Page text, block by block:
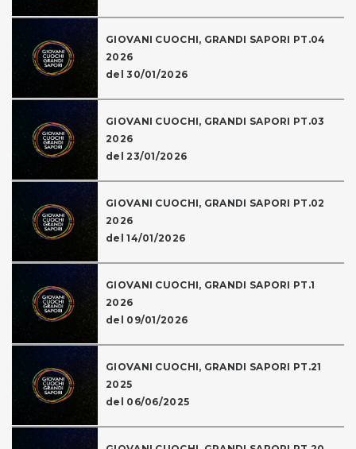
GIOVANI CUOCHI, GRANDI SAPORI PT.04
2026
del 30/01/2026
GIOVANI CUOCHI, GRANDI SAPORI PT.03
2026
del 23/01/2026
GIOVANI CUOCHI, GRANDI SAPORI PT.02
2026
del 14/01/2026
GIOVANI CUOCHI, GRANDI SAPORI PT.1
2026
del 09/01/2026
GIOVANI CUOCHI, GRANDI SAPORI PT.21
2025
del 06/06/2025